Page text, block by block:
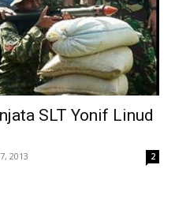
SLT Yonif Linud
2013 2